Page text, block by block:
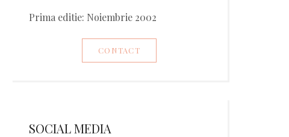
Prima editie: Noiembrie 2002
CONTACT
SOCIAL MEDIA